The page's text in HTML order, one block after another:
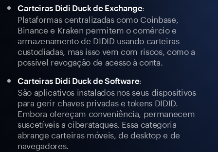
Carteiras Didi Duck de Exchange:
Plataformas centralizadas como Coinbase,
Binance e Kraken permitem o comércio e
armazenamento de DIDID usando carteiras
custodiadas, mas isso vem com riscos, como a
possível revogação de acesso à conta.
Carteiras Didi Duck de Software:
São aplicativos instalados nos seus dispositivos
para gerir chaves privadas e tokens DIDID.
Embora ofereçam conveniência, permanecem
suscetíveis a ciberataques. Essa categoria
abrange carteiras móveis, de desktop e de
navegadores.